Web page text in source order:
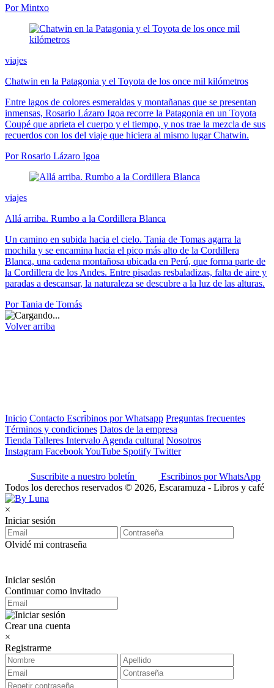
Por Mintxo
viajes
Chatwin en la Patagonia y el Toyota de los once mil kilómetros
Entre lagos de colores esmeraldas y montañanas que se presentan
inmensas, Rosario Lázaro Igoa recorre la Patagonia en un Toyota
Coupé que aprieta el cuerpo y el tiempo, y nos trae la mezcla de sus
recuerdos con los del viaje que hiciera al mismo lugar Chatwin.
Por Rosario Lázaro Igoa
viajes
Allá arriba. Rumbo a la Cordillera Blanca
Un camino en subida hacia el cielo. Tania de Tomas agarra la
mochila y se encamina hacia el pico más alto de la Cordillera
Blanca, una cadena montañosa ubicada en Perú, que forma parte de
la Cordillera de los Andes. Entre pisadas resbaladizas, falta de aire y
paradas a descansar, la naturaleza se descubre a la luz de las alturas.
Por Tania de Tomás
Volver arriba
Inicio Contacto Escribinos por Whatsapp Preguntas frecuentes
Términos y condiciones Datos de la empresa
Tienda Talleres Intervalo Agenda cultural Nosotros
Instagram FacebookYouTube Spotify Twitter
Suscribite a nuestro boletín
Escribinos por WhatsApp
Todos los derechos reservados © 2026, Escaramuza - Libros y café
×
Iniciar sesión
Olvidé mi contraseña
Iniciar sesión
Continuar como invitado
Crear una cuenta
×
Registrarme